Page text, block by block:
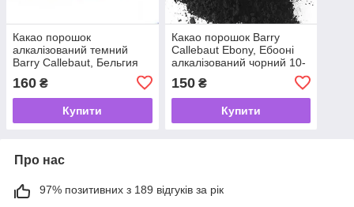
Какао порошок
алкалізований темний
Barry Callebaut, Бельгия
160 ₴
Купити
Какао порошок Barry
Callebaut Ebony, Ебооні
алкалізований чорний 10-
150₴
Купити
Про нас
97% позитивних з 189 відгуків за рік